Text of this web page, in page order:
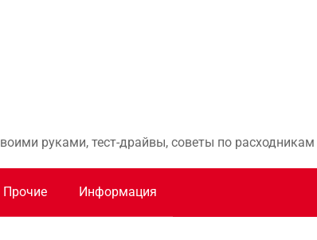
руками, тест-драйвы, советы по
Прочие Информация